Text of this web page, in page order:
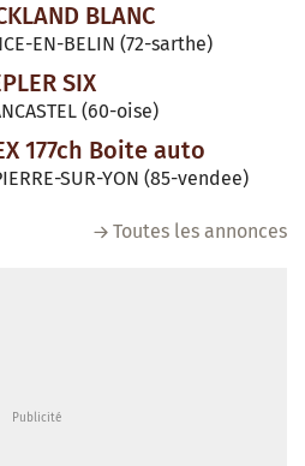
BLANC
EN-BELIN (72-sarthe)
SIX
(60-oise)
177ch Boite auto
SUR-YON (85-vendee)
Toutes les annonces